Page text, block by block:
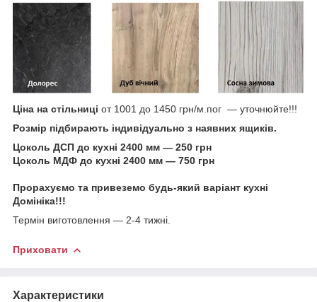
Ціна на стільниці от 1001 до 1450 грн/м.пог ― уточнюйте!!!
Розмір підбирають індивідуально з наявних ящиків.
Цоколь ДСП до кухні 2400 мм — 250 грн
Цоколь МДФ до кухні 2400 мм — 750 грн
Прорахуємо та привеземо будь-який варіант кухні
Домініка!!!
Термін виготовлення — 2-4 тижні.
Приховати
Характеристики